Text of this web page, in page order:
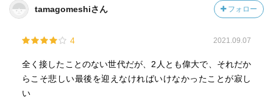
tamagomeshiさん フォロー
4 2021.09.07
全く接したことのない世代だが、2人とも偉大で、それだか
らこそ悲しい最後を迎えなければいけなかったことが寂し
い